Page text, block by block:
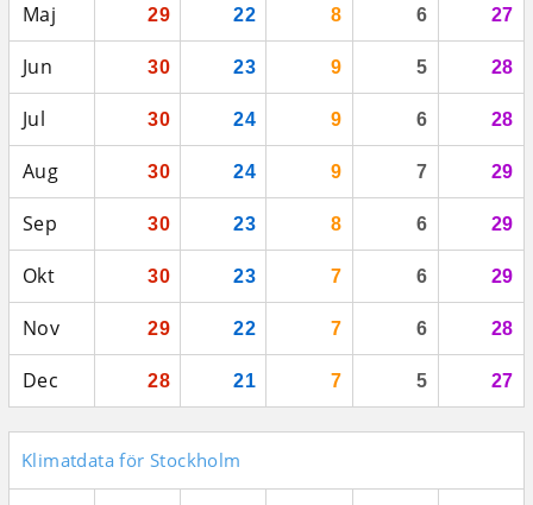
Maj 29 22 8 6 27
Jun 30 23 9 5 28
Jul 30 24 9 6 28
Aug 30 24 9 7 29
Sep 30 23 8 6 29
Okt 30 23 7 6 29
Nov 29 22 7 6 28
Dec 28 21 7 5 27
Klimatdata för Stockholm